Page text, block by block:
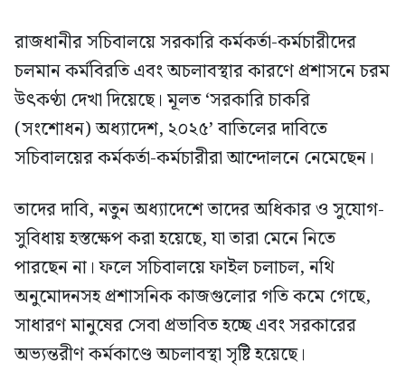
রাজধানীর সচিবালয়ে সরকারি কর্মকর্তা-কর্মচারীদের
চলমান কর্মবিরতি এবং অচলাবস্থার কারণে প্রশাসনে চরম
উৎকণ্ঠা দেখা দিয়েছে। মূলত ‘সরকারি চাকরি
(সংশোধন) অধ্যাদেশ, ২০২৫’ বাতিলের দাবিতে
সচিবালয়ের কর্মকর্তা-কর্মচারীরা আন্দোলনে নেমেছেন।
তাদের দাবি, নতুন অধ্যাদেশে তাদের অধিকার ও সুযোগ-
সুবিধায় হস্তক্ষেপ করা হয়েছে, যা তারা মেনে নিতে
পারছেন না। ফলে সচিবালয়ে ফাইল চলাচল, নথি
অনুমোদনসহ প্রশাসনিক কাজগুলোর গতি কমে গেছে,
সাধারণ মানুষের সেবা প্রভাবিত হচ্ছে এবং সরকারের
অভ্যন্তরীণ কর্মকাণ্ডে অচলাবস্থা সৃষ্টি হয়েছে।